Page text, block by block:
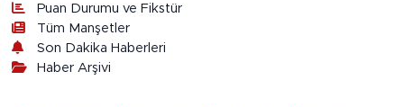
Puan Durumu ve Fikstür
Tüm Manşetler
Son Dakika Haberleri
Haber Arşivi